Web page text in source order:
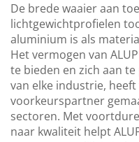
De brede waaier aan
lichtgewichtprofielen
aluminium is als
Het vermogen van
te bieden en zich aan
van elke industrie,
voorkeurspartner
sectoren. Met
naar kwaliteit helpt